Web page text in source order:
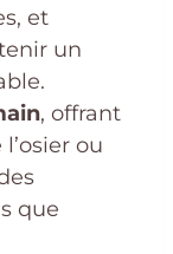
et
un
, offrant
ou
que